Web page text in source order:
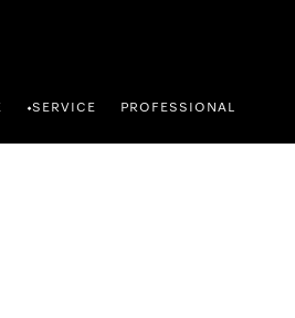
•SERVICE PROFESSIONAL